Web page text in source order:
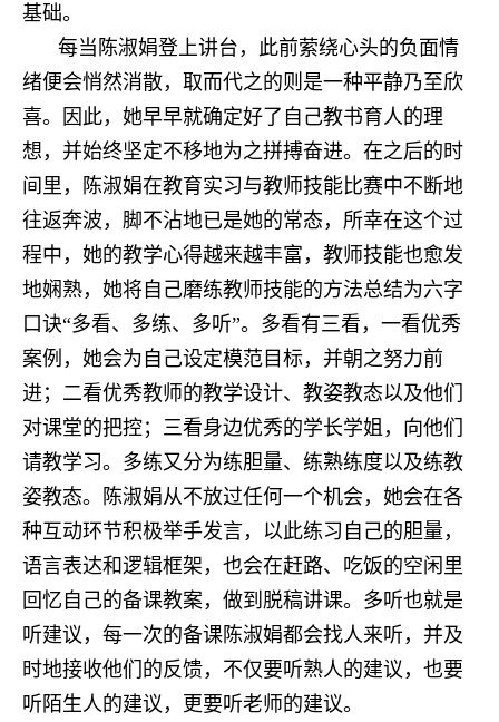
基础。
每当陈淑娟登上讲台，此前萦绕心头的负面情
绪便会悄然消散，取而代之的则是一种平静乃至欣
喜。因此，她早早就确定好了自己教书育人的理
想，并始终坚定不移地为之拼搏奋进。 在之后的时
间里，陈淑娟在教育实习与教师技能比赛中不断地
往返奔波，脚不沾地已是她的常态，所幸在这个过
程中，她的教学心得越来越丰富，教师技能也愈发
地娴熟，她将自己磨练教师技能的方法总结为六字
口诀“多看、多练、多听”。多看有三看，一看优秀
案例，她会为自己设定模范目标，并朝之努力前
进；二看优秀教师的教学设计、教姿教态以及他们
对课堂的把控；三看身边优秀的学长学姐，向他们
请教学习。多练又分为练胆量、练熟练度以及练教
姿教态。陈淑娟从不放过任何一个机会，她会在各
种互动环节积极举手发言，以此练习自己的胆量，
语言表达和逻辑框架，也会在赶路、吃饭的空闲里
回忆自己的备课教案，做到脱稿讲课。多听也就是
听建议，每一次的备课陈淑娟都会找人来听，并及
时地接收他们的反馈，不仅要听熟人的建议，也要
听陌生人的建议，更要听老师的建议。